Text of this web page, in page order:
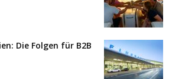
Die Folgen für B2B